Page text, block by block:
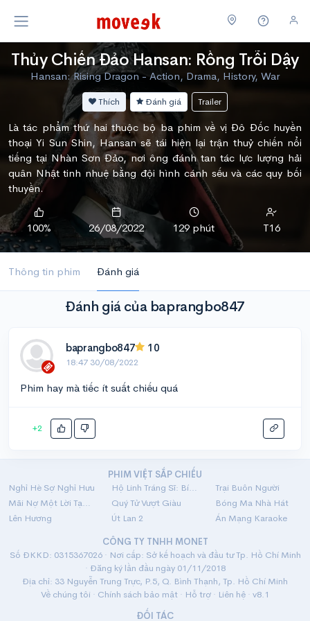
Thủy Chiến Đảo Hansan: Rồng Trỗi Dậy
Hansan: Rising Dragon - Action, Drama, History, War
Thích Đánh giá Trailer
Là tác phẩm thứ hai thuộc bộ ba phim về vị Đô Đốc huyền
thoại Yi Sun Shin, Hansan sẽ tái hiện lại trận thuỷ chiến nổi
tiếng tại Nhàn Sơn Đảo, nơi ông đánh tan tác lực lượng hải
quân Nhật tinh nhuệ bằng đội hình cánh sếu và các quy bối
thuyền.
100% 26/08/2022 129 phút T16
Thông tin phim Đánh giá
Đánh giá của baprangbo847
baprangbo847 10
18:47 30/08/2022
Phim hay mà tiếc ít suất chiếu quá
+2
PHIM VIỆT SẮP CHIẾU
Nghỉ Hè Sợ Nghỉ Hưu
Hộ Linh Tráng Sĩ: Bí Ẩn Mộ Vua Đinh
Trại Buôn Người
Mãi Nợ Một Lời Tạm Biệt
Quý Tử Vượt Giàu
Bóng Ma Nhà Hát
Lên Hương
Út Lan 2
Án Mạng Karaoke
CÔNG TY TNHH MONET
Số ĐKKD: 0315367026 · Nơi cấp: Sở kế hoạch và đầu tư Tp. Hồ Chí Minh
· Đăng ký lần đầu ngày 01/11/2018
Địa chỉ: 33 Nguyễn Trung Trực, P.5, Q. Bình Thạnh, Tp. Hồ Chí Minh
Về chúng tôi · Chính sách bảo mật · Hỗ trợ · Liên hệ · v8.1
ĐỐI TÁC